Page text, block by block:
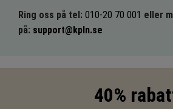
Ring oss på tel: 010-20 70 001 eller
på: support@kpln.se
40%